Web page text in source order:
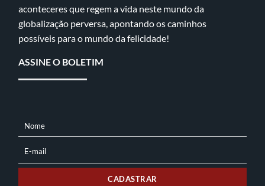
aconteceres que regem a vida neste mundo da
globalização perversa, apontando os caminhos
possíveis para o mundo da felicidade!
ASSINE O BOLETIM
NOME
Nome
MAIL
E-mail
CADASTRAR